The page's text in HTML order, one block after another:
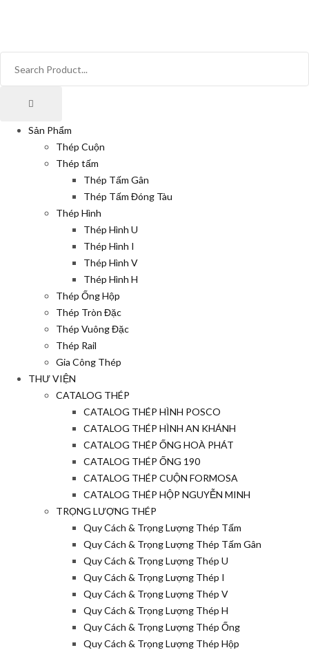
Sản Phẩm
Thép Cuộn
Thép tấm
Thép Tấm Gân
Thép Tấm Đóng Tàu
Thép Hình
Thép Hình U
Thép Hình I
Thép Hình V
Thép Hình H
Thép Ống Hộp
Thép Tròn Đặc
Thép Vuông Đặc
Thép Rail
Gia Công Thép
THƯ VIỆN
CATALOG THÉP
CATALOG THÉP HÌNH POSCO
CATALOG THÉP HÌNH AN KHÁNH
CATALOG THÉP ỐNG HOÀ PHÁT
CATALOG THÉP ỐNG 190
CATALOG THÉP CUỘN FORMOSA
CATALOG THÉP HỘP NGUYỄN MINH
TRỌNG LƯỢNG THÉP
Quy Cách & Trọng Lượng Thép Tấm
Quy Cách & Trọng Lượng Thép Tấm Gân
Quy Cách & Trọng Lượng Thép U
Quy Cách & Trọng Lượng Thép I
Quy Cách & Trọng Lượng Thép V
Quy Cách & Trọng Lượng Thép H
Quy Cách & Trọng Lượng Thép Ống
Quy Cách & Trọng Lượng Thép Hộp